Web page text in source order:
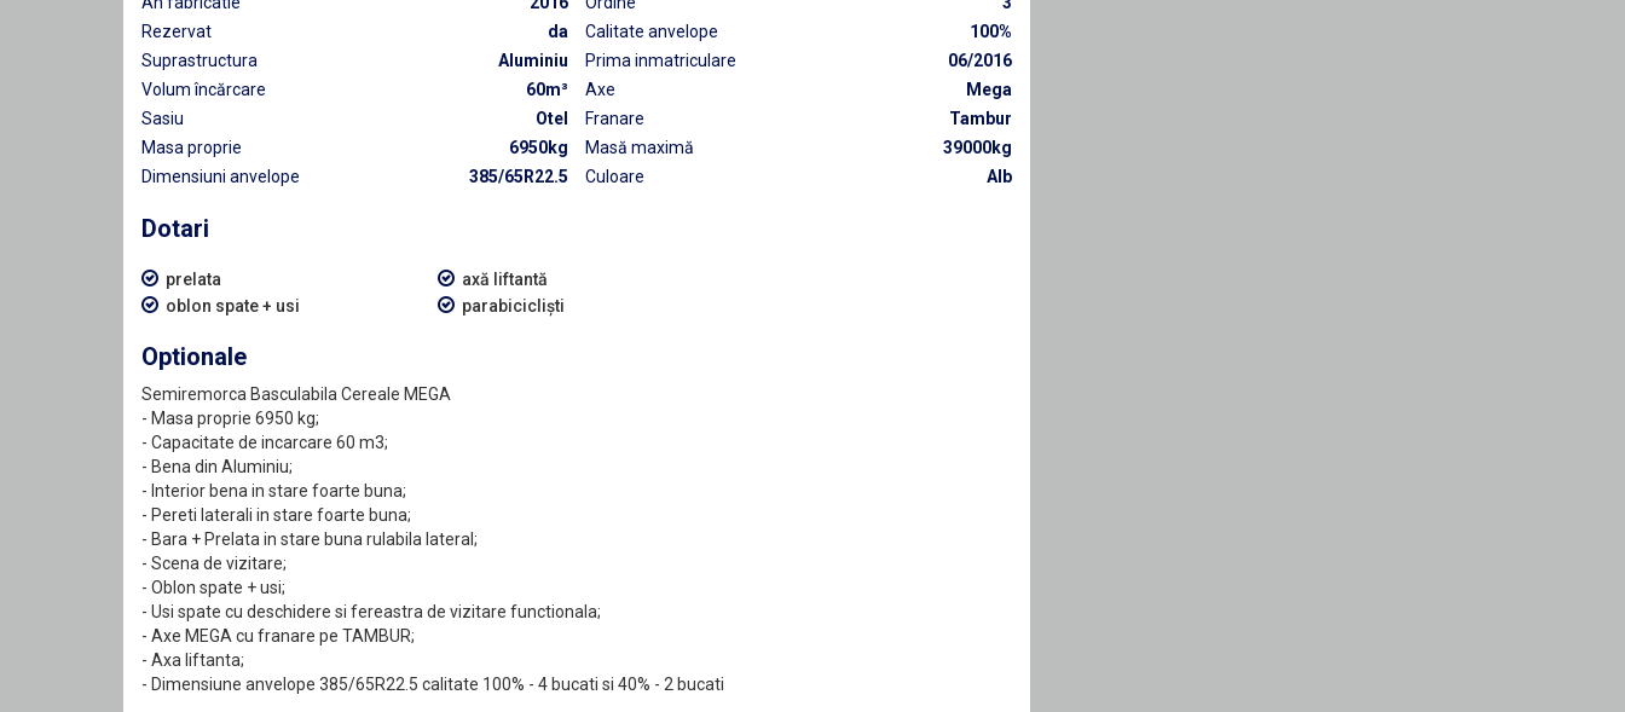
Rezervat
da
Suprastructura
Aluminiu
Volum încărcare
60m³
Sasiu
Otel
Masa proprie
6950kg
Dimensiuni anvelope
385/65R22.5
Calitate anvelope
100%
Prima inmatriculare
06/2016
Axe
Mega
Franare
Tambur
Masă maximă
39000kg
Culoare
Alb
Dotari
prelata
oblon spate + usi
axă liftantă
parabicicliști
Optionale
Semiremorca Basculabila Cereale MEGA
- Masa proprie 6950 kg;
- Capacitate de incarcare 60 m3;
- Bena din Aluminiu;
- Interior bena in stare foarte buna;
- Pereti laterali in stare foarte buna;
- Bara + Prelata in stare buna rulabila lateral;
- Scena de vizitare;
- Oblon spate + usi;
- Usi spate cu deschidere si fereastra de vizitare functionala;
- Axe MEGA cu franare pe TAMBUR;
- Axa liftanta;
- Dimensiune anvelope 385/65R22.5 calitate 100% - 4 bucati si 40% - 2 bucati